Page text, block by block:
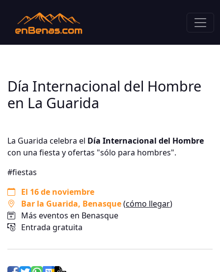
Día Internacional del Hombre
en La Guarida
La Guarida celebra el Día Internacional del Hombre
con una fiesta y ofertas "sólo para hombres".
#fiestas
El 16 de noviembre
Bar la Guarida, Benasque(cómo llegar)
Más eventos en Benasque
Entrada gratuita